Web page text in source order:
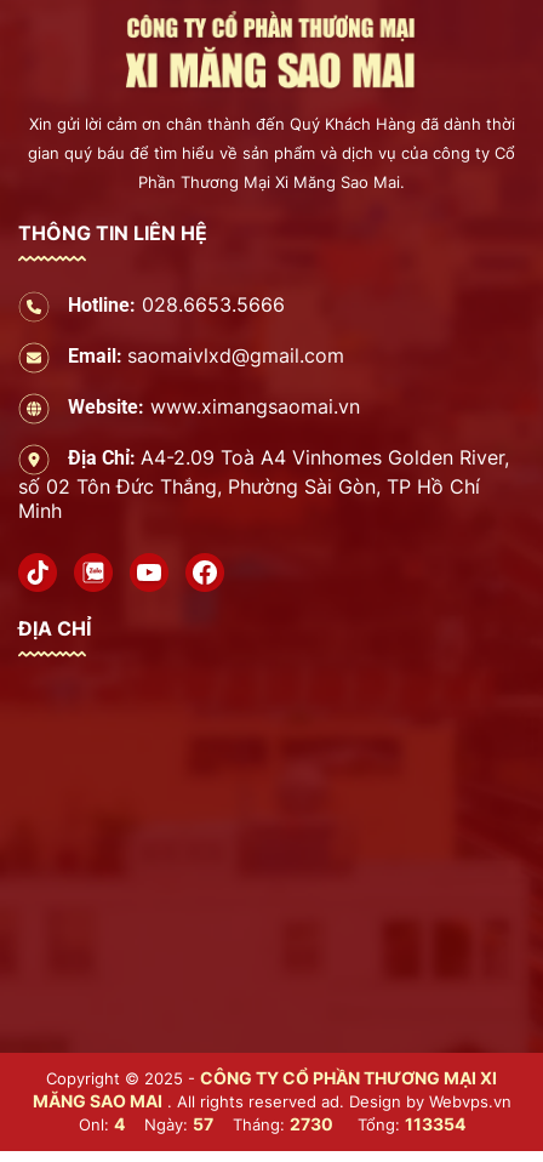
Xin gửi lời cảm ơn chân thành đến Quý Khách Hàng đã dành thời
gian quý báu để tìm hiểu về sản phẩm và dịch vụ của công ty Cổ
Phần Thương Mại Xi Măng Sao Mai.
THÔNG TIN LIÊN HỆ
Hotline: 028.6653.5666
Email: saomaivlxd@gmail.com
Website: www.ximangsaomai.vn
Địa Chỉ: A4-2.09 Toà A4 Vinhomes Golden River,
số 02 Tôn Đức Thắng, Phường Sài Gòn, TP Hồ Chí
Minh
ĐỊA CHỈ
Copyright © 2025 - CÔNG TY CỔ PHẦN THƯƠNG MẠI XI
MĂNG SAO MAI . All rights reserved ad. Design by Webvps.vn
Onl: 4 Ngày: 57 Tháng: 2730 Tổng: 113354